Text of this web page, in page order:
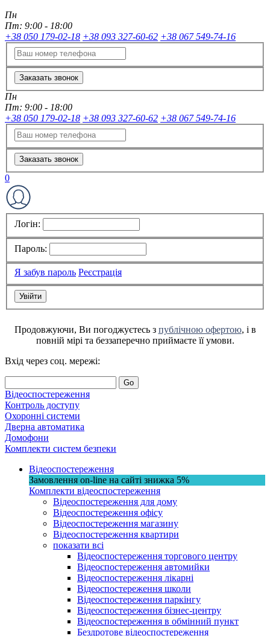
Пн
Пт: 9:00 - 18:00
+38 050 179-02-18 +38 093 327-60-62 +38 067 549-74-16
Заказать звонок
Пн
Пт: 9:00 - 18:00
+38 050 179-02-18 +38 093 327-60-62 +38 067 549-74-16
Заказать звонок
0
Логін:
Пароль:
Я забув пароль Реєстрація
Продовжуючи, Ви погоджуєтесь з публічною офертою, і в
повній мірі та беззаперечно приймаєте її умови.
Вхід через соц. мережі:
Go
Відеоспостереження
Контроль доступу
Охоронні системи
Дверна автоматика
Домофони
Комплекти систем безпеки
Відеоспостереження
Замовлення on-line на сайті знижка 5%
Комплекти відеоспостереження
Відеоспостереження для дому
Відеоспостереження офісу
Відеоспостереження магазину
Відеоспостереження квартири
показати всі
Відеоспостереження торгового центру
Відеоспостереження автомийки
Відеоспостереження лікарні
Відеоспостереження школи
Відеоспостереження паркінгу
Відеоспостереження бізнес-центру
Відеоспостереження в обмінний пункт
Бездротове відеоспостереження